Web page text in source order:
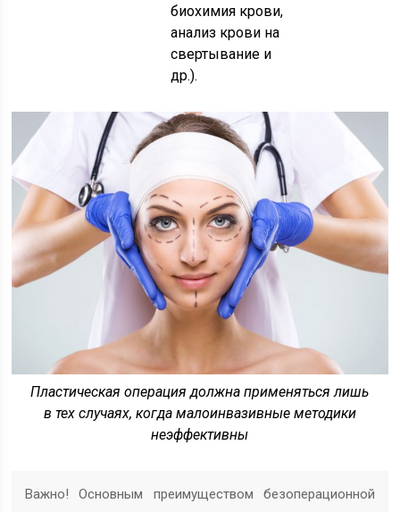
биохимия крови,
анализ крови на
свертывание и
др.).
Пластическая операция должна применяться лишь
в тех случаях, когда малоинвазивные методики
неэффективны
Важно! Основным преимуществом безоперационной